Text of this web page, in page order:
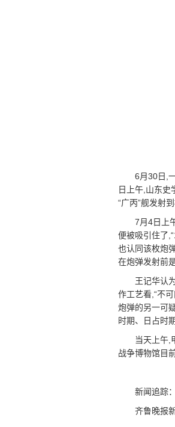
6月30日,
日上午,山东史
“广丙”舰发射
7月4日上
便被吸引住了
也认同该枚炮
在炮弹发射前
王记华认
作工艺看,“不
炮弹的另一可
时期、日占时
当天上午,
战争博物馆目
新闻追踪：
齐鲁晚报